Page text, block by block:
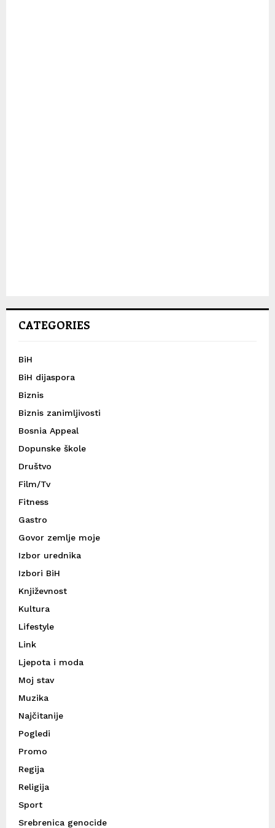
CATEGORIES
BiH
BiH dijaspora
Biznis
Biznis zanimljivosti
Bosnia Appeal
Dopunske škole
Društvo
Film/Tv
Fitness
Gastro
Govor zemlje moje
Izbor urednika
Izbori BiH
Književnost
Kultura
Lifestyle
Link
Ljepota i moda
Moj stav
Muzika
Najčitanije
Pogledi
Promo
Regija
Religija
Sport
Srebrenica genocide